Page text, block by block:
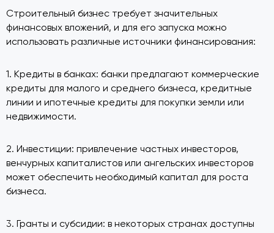
Строительный бизнес требует значительных
финансовых вложений, и для его запуска можно
использовать различные источники финансирования:
1. Кредиты в банках: банки предлагают коммерческие
кредиты для малого и среднего бизнеса, кредитные
линии и ипотечные кредиты для покупки земли или
недвижимости.
2. Инвестиции: привлечение частных инвесторов,
венчурных капиталистов или ангельских инвесторов
может обеспечить необходимый капитал для роста
бизнеса.
3. Гранты и субсидии: в некоторых странах доступны